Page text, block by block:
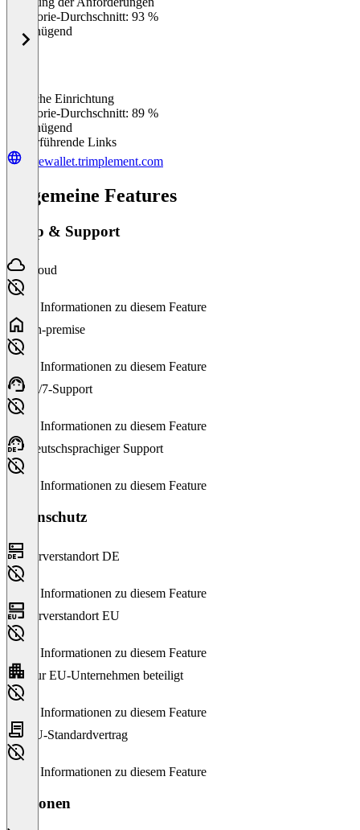
Kategorie-Durchschnitt: 93 %
Ungenügend
Einfache Einrichtung
Kategorie-Durchschnitt: 89 %
Ungenügend
Weiterführende Links
corewallet.trimplement.com
Allgemeine Features
Setup & Support
Cloud
Keine Informationen zu diesem Feature
On-premise
Keine Informationen zu diesem Feature
24/7-Support
Keine Informationen zu diesem Feature
Deutschsprachiger Support
Keine Informationen zu diesem Feature
Datenschutz
Serverstandort DE
Keine Informationen zu diesem Feature
Serverstandort EU
Keine Informationen zu diesem Feature
Nur EU-Unternehmen beteiligt
Keine Informationen zu diesem Feature
EU-Standardvertrag
Keine Informationen zu diesem Feature
Versionen